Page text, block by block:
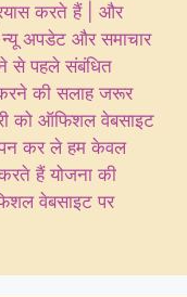
करते हैं | और
अपडेट और समाचार
से पहले संबंधित
की सलाह जरूर
को ऑफिशल वेबसाइट
कर ले हम केवल
हैं योजना की
वेबसाइट पर